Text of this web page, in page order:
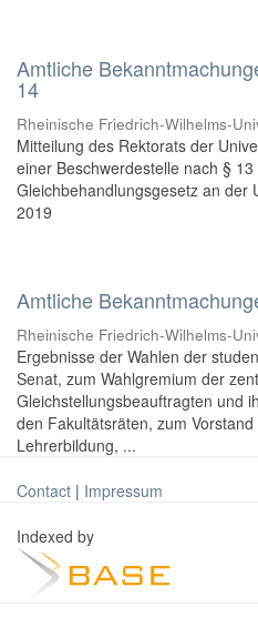
Amtliche
14
Rheinische Friedrich-Wilhelms-
Mitteilung des Rektorats der
einer Beschwerdestelle nach §
Gleichbehandlungsgesetz an der
2019
Amtliche
Rheinische Friedrich-Wilhelms-
Ergebnisse der Wahlen der
Senat, zum Wahlgremium der
Gleichstellungsbeauftragten und
den Fakultätsräten, zum
Lehrerbildung, ...
Contact | Impressum
Indexed by